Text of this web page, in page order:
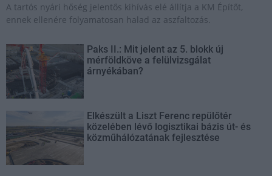
A tartós nyári hőség jelentős kihívás elé állítja a KM Építőt,
ennek ellenére folyamatosan halad az aszfaltozás.
Paks II.: Mit jelent az 5. blokk új
mérföldköve a felülvizsgálat
árnyékában?
Elkészült a Liszt Ferenc repülőtér
közelében lévő logisztikai bázis út- és
közműhálózatának fejlesztése